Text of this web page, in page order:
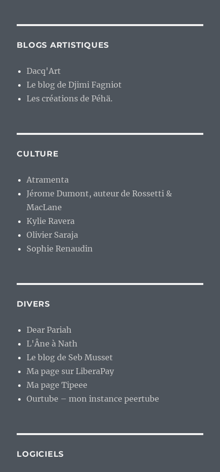
BLOGS ARTISTIQUES
Dacq'Art
Le blog de Djimi Fagniot
Les créations de Péhä.
CULTURE
Atramenta
Jérome Dumont, auteur de Rossetti &
MacLane
Kylie Ravera
Olivier Saraja
Sophie Renaudin
DIVERS
Dear Pariah
L'Âne à Nath
Le blog de Seb Musset
Ma page sur LiberaPay
Ma page Tipeee
Ourtube – mon instance peertube
LOGICIELS